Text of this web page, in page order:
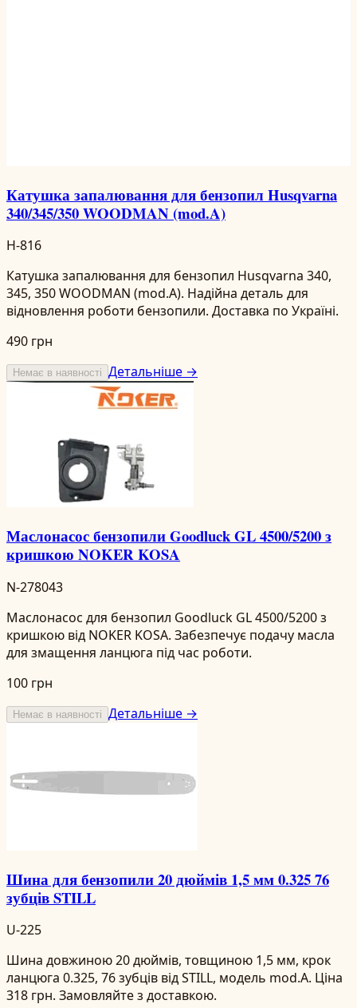
Катушка запалювання для бензопил Husqvarna
340/345/350 WOODMAN (mod.A)
H-816
Катушка запалювання для бензопил Husqvarna 340,
345, 350 WOODMAN (mod.A). Надійна деталь для
відновлення роботи бензопили. Доставка по Україні.
490 грн
Немає в наявності Детальніше →
Маслонасос бензопили Goodluck GL 4500/5200 з
кришкою NOKER KOSA
N-278043
Маслонасос для бензопил Goodluck GL 4500/5200 з
кришкою від NOKER KOSA. Забезпечує подачу масла
для змащення ланцюга під час роботи.
100 грн
Немає в наявності Детальніше →
Шина для бензопили 20 дюймів 1,5 мм 0.325 76
зубців STILL
U-225
Шина довжиною 20 дюймів, товщиною 1,5 мм, крок
ланцюга 0.325, 76 зубців від STILL, модель mod.A. Ціна
318 грн. Замовляйте з доставкою.